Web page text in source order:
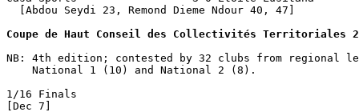
  [Abdou Seydi 23, Remond Dieme Ndour 40, 47]
Coupe de Haut Conseil des Collectivités Territoriales
NB: 4th edition; contested by 32 clubs from regional
    National 1 (10) and National 2 (8).
1/16 Finals
[Dec 7]